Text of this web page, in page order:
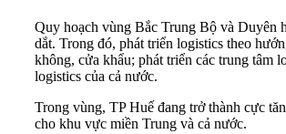
Quy hoạch vùng Bắc Trung Bộ và Duyên
dắt. Trong đó, phát triển logistics theo
không, cửa khẩu; phát triển các trung tâm
logistics của cả nước.
Trong vùng, TP Huế đang trở thành cực
cho khu vực miền Trung và cả nước.